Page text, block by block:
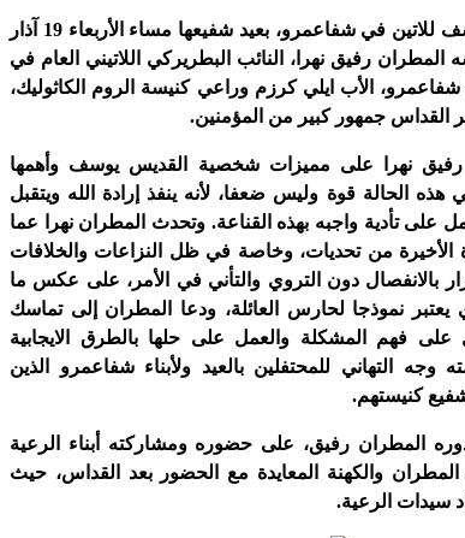
احتفلت رعية القديس يوسف للاتين في شفاعمرو، بعيد شفيعها مساء الأربعاء 19 آذار
المطران رفيق نهرا، النائب البطريركي اللاتيني العام في
شفاعمرو، الأب ايلي كرزم وراعي كنيسة الروم الكاثوليك،
القداس جمهور كبير من المؤمنين.
نهرا على مميزات شخصية القديس يوسف وأهمها
هذه الحالة قوة وليس ضعفا، لأنه ينفذ إرادة الله ويتقبل
على تأدية واجبه بهذه القناعة. وتحدث المطران نهرا عما
الأخيرة من تحديات، وخاصة في ظل النزاعات والخلافات
بالانفصال دون التروي والتأني في الأمر، على عكس ما
نموذجا لحارس العائلة، ودعا المطران إلى تماسك
على فهم المشكلة والعمل على حلها بالطرق الايجابية
وجه التهاني للمحتفلين بالعيد ولأبناء شفاعمرو الذين
كنيستهم.
المطران رفيق، على حضوره ومشاركته أبناء الرعية
المطران والكهنة المعايدة مع الحضور بعد القداس، حيث
سيدات الرعية.